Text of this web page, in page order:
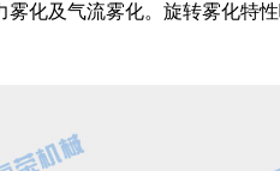
化及气流雾化。旋转雾化特